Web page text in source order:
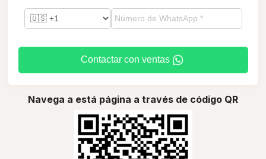
Contactar con ventas
Navega a está página a través de código QR